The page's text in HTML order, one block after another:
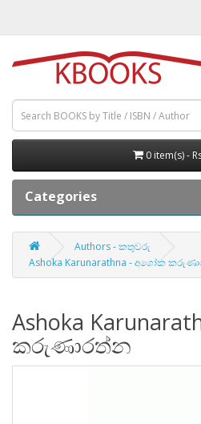
0 item(s) -
Categories
Authors - කතුවරු
Ashoka Karunarathna - අශෝක
Ashoka
කරුණාරත්න